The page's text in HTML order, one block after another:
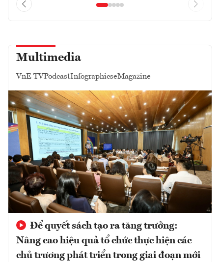
Multimedia
VnE TVPodcastInfographicseMagazine
Để quyết sách tạo ra tăng trưởng:
Nâng cao hiệu quả tổ chức thực hiện các
chủ trương phát triển trong giai đoạn mới